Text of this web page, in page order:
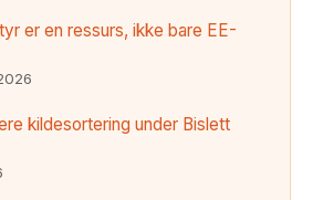
er en ressurs, ikke bare EE-
kildesortering under Bislett